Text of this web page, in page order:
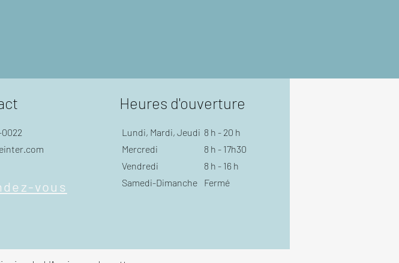
0022
vous
Heures d'ouverture
Lundi, Mardi, Jeudi
Mercredi
Vendredi
Samedi-Dimanche
8 h - 20 h
8 h - 17h30
8 h - 16 h
Fermé